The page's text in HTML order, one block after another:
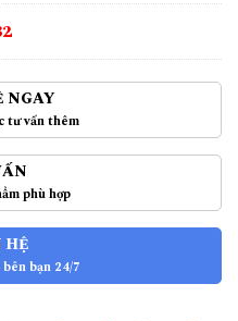
NGAY
tư vấn thêm
phù hợp
HỆ
bạn 24/7